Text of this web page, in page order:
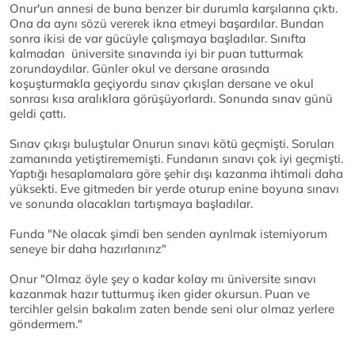
Onur'un annesi de buna benzer bir durumla karşılarına çıktı.
Ona da aynı sözü vererek ikna etmeyi başardılar. Bundan
sonra ikisi de var gücüyle çalışmaya başladılar. Sınıfta
kalmadan üniversite sınavında iyi bir puan tutturmak
zorundaydılar. Günler okul ve dersane arasında
koşuşturmakla geçiyordu sınav çıkışları dersane ve okul
sonrası kısa aralıklara görüşüyorlardı. Sonunda sınav günü
geldi çattı.
Sınav çıkışı buluştular Onurun sınavı kötü geçmişti. Soruları
zamanında yetiştirememişti. Fundanın sınavı çok iyi geçmişti.
Yaptığı hesaplamalara göre şehir dışı kazanma ihtimali daha
yüksekti. Eve gitmeden bir yerde oturup enine boyuna sınavı
ve sonunda olacakları tartışmaya başladılar.
Funda "Ne olacak şimdi ben senden ayrılmak istemiyorum
seneye bir daha hazırlanırız"
Onur "Olmaz öyle şey o kadar kolay mı üniversite sınavı
kazanmak hazır tutturmuş iken gider okursun. Puan ve
tercihler gelsin bakalım zaten bende seni olur olmaz yerlere
göndermem."